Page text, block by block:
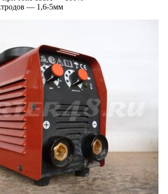
— 1,6-5мм